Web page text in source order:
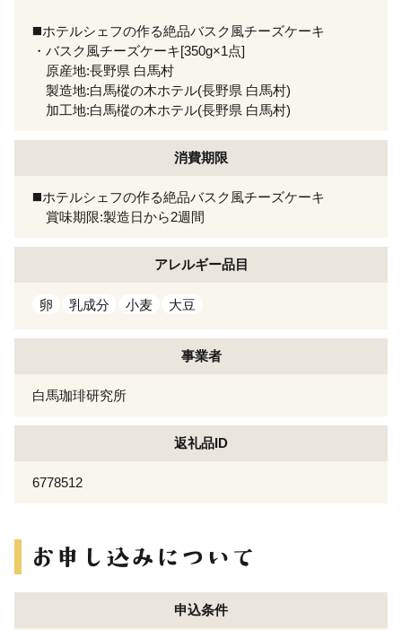
◼️ホテルシェフの作る絶品バスク風チーズケーキ
・バスク風チーズケーキ[350g×1点]
原産地:長野県 白馬村
製造地:白馬樅の木ホテル(長野県 白馬村)
加工地:白馬樅の木ホテル(長野県 白馬村)
消費期限
◼️ホテルシェフの作る絶品バスク風チーズケーキ
賞味期限:製造日から2週間
アレルギー品目
卵 乳成分 小麦 大豆
事業者
白馬珈琲研究所
返礼品ID
6778512
申込条件